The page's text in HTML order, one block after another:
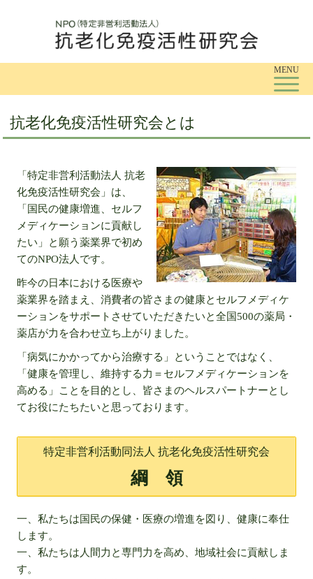
MENU
抗老化免疫活性研究会とは
「特定非営利活動法人 抗老
化免疫活性研究会」は、
「国民の健康増進、セルフ
メディケーションに貢献し
たい」と願う薬業界で初め
てのNPO法人です。
昨今の日本における医療や
薬業界を踏まえ、消費者の皆さまの健康とセルフメディケ
ーションをサポートさせていただきたいと全国500の薬局・
薬店が力を合わせ立ち上がりました。
「病気にかかってから治療する」ということではなく、
「健康を管理し、維持する力＝セルフメディケーションを
高める」ことを目的とし、皆さまのヘルスパートナーとし
てお役にたちたいと思っております。
特定非営利活動同法人 抗老化免疫活性研究会
綱 領
一、私たちは国民の保健・医療の増進を図り、健康に奉仕
します。
一、私たちは人間力と専門力を高め、地域社会に貢献しま
す。